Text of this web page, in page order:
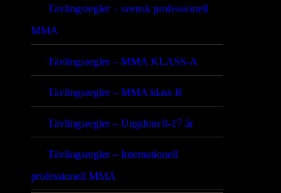
Tävlingsregler – svensk professionell
MMA
Tävlingsregler – MMA KLASS-A
Tävlingsregler – MMA klass B
Tävlingsregler – Ungdom 8-17 år
Tävlingsregler – Internationell
professionell MMA